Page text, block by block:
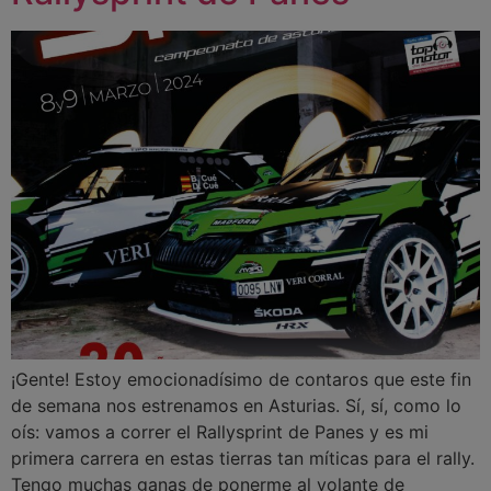
¡Gente! Estoy emocionadísimo de contaros que este fin
de semana nos estrenamos en Asturias. Sí, sí, como lo
oís: vamos a correr el Rallysprint de Panes y es mi
primera carrera en estas tierras tan míticas para el rally.
Tengo muchas ganas de ponerme al volante de